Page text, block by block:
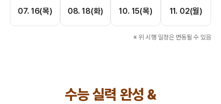
07. 16(목) 08. 18(화) 10. 15(목) 11. 02(월)
※ 위 시행 일정은 변동될 수 있음
수능 실력 완성 &